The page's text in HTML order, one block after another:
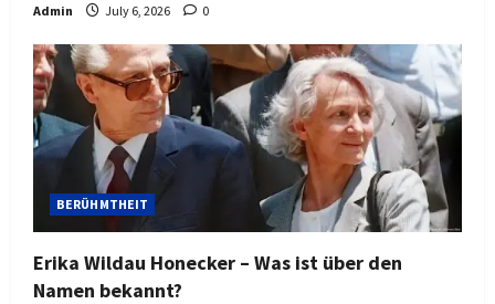
Admin July 6, 2026 0
BERÜHMTHEIT
Erika Wildau Honecker – Was ist über den
Namen bekannt?